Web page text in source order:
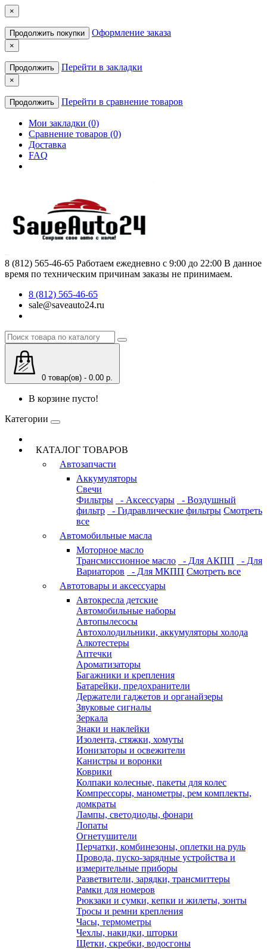
×
Продолжить покупки Оформление заказа
×
Продолжить Перейти в закладки
×
Продолжить Перейти в сравнение товаров
Мои закладки (0)
Сравнение товаров (0)
Доставка
FAQ
8 (812) 565-46-65 Работаем ежедневно с 9:00 до 22:00 В данное
время по техническим причинам заказы не принимаем.
8 (812) 565-46-65
sale@saveauto24.ru
0 товар(ов) - 0.00 р.
В корзине пусто!
Категории
КАТАЛОГ ТОВАРОВ
Автозапчасти
Аккумуляторы
Свечи
Фильтры
- Аксессуары
- Воздушный
фильтр
- Гидравлические фильтры Смотреть
все
Автомобильные масла
Моторное масло
Трансмиссионное масло
- Для АКПП
- Для
Вариаторов
- Для МКПП Смотреть все
Автотовары и аксессуары
Автокресла детские
Автомобильные наборы
Автопылесосы
Автохолодильники, аккумуляторы холода
Алкотестеры
Аптечки
Ароматизаторы
Багажники и крепления
Батарейки, предохранители
Держатели гаджетов и органайзеры
Звуковые сигналы
Зеркала
Знаки и наклейки
Изолента, стяжки, хомуты
Ионизаторы и освежители
Канистры и воронки
Коврики
Колпаки колесные, пакеты для колес
Компрессоры, манометры, рем комплекты,
домкраты
Лампы, светодиоды, фонари
Лопаты
Огнетушители
Перчатки, комбинезоны, оплетки на руль
Провода, пуско-зарядные устройства и
измерительные приборы
Разветвители, зарядки, трансмиттеры
Рамки для номеров
Рюкзаки и сумки, кепки и жилеты, зонты
Тросы и ремни крепления
Часы, термометры
Чехлы, накидки, шторки
Щетки, скребки, водосгоны